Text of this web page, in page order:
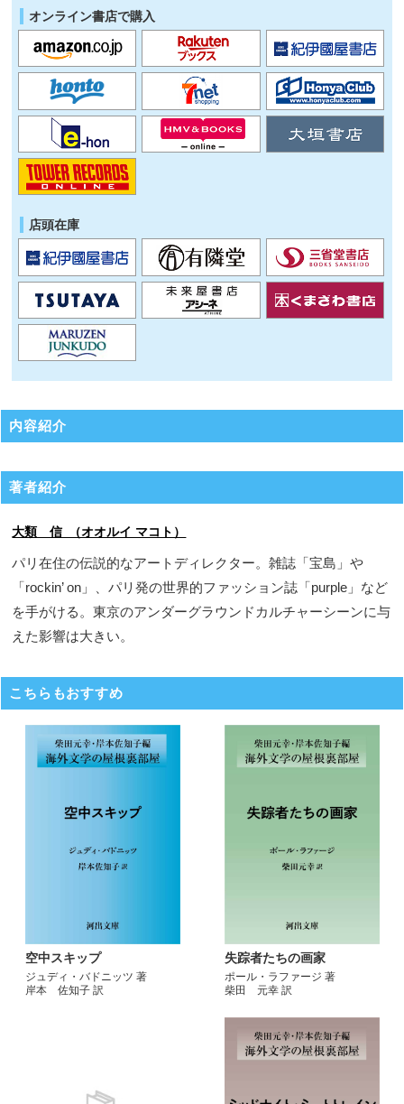
オンライン書店で購入
店頭在庫
内容紹介
著者紹介
大類 信 （オオルイ マコト）
パリ在住の伝説的なアートディレクター。雑誌「宝島」や
「rockin’ on」、パリ発の世界的ファッション誌「purple」など
を手がける。東京のアンダーグラウンドカルチャーシーンに与
えた影響は大きい。
こちらもおすすめ
空中スキップ
ジュディ・バドニッツ 著
岸本 佐知子 訳
失踪者たちの画家
ポール・ラファージ 著
柴田 元幸 訳